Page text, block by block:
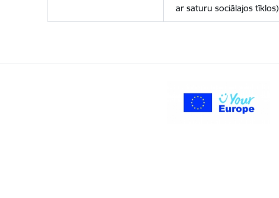
ar saturu sociālajos tīklos)